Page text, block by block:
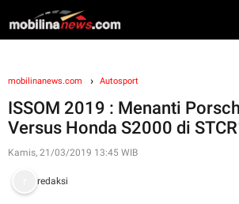
mobilinanews.com Autosport
ISSOM 2019 : Menanti
Versus Honda S2000 di
Kamis, 21/03/2019 13:45 WIB
redaksi